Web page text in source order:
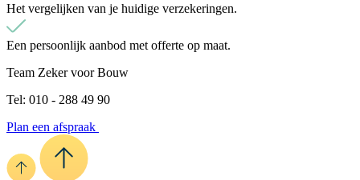
Het vergelijken van je huidige verzekeringen.
Een persoonlijk aanbod met offerte op maat.
Team Zeker voor Bouw
Tel: 010 - 288 49 90
Plan een afspraak